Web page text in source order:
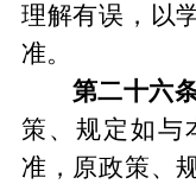
理解有误 ， 以
准。
第二十六
策、规定如与
准 ， 原政策、